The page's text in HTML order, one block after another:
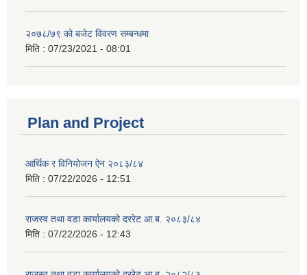
२०७८/७९ को बजेट विवरण सम्बन्धमा
मिति : 07/23/2021 - 08:01
Plan and Project
आर्थिक र विनियोजन ऐन २०८३/८४
मिति : 07/22/2026 - 12:51
राजस्व तथा वडा कार्यालयको दररेट आ.ब. २०८३/८४
मिति : 07/22/2026 - 12:43